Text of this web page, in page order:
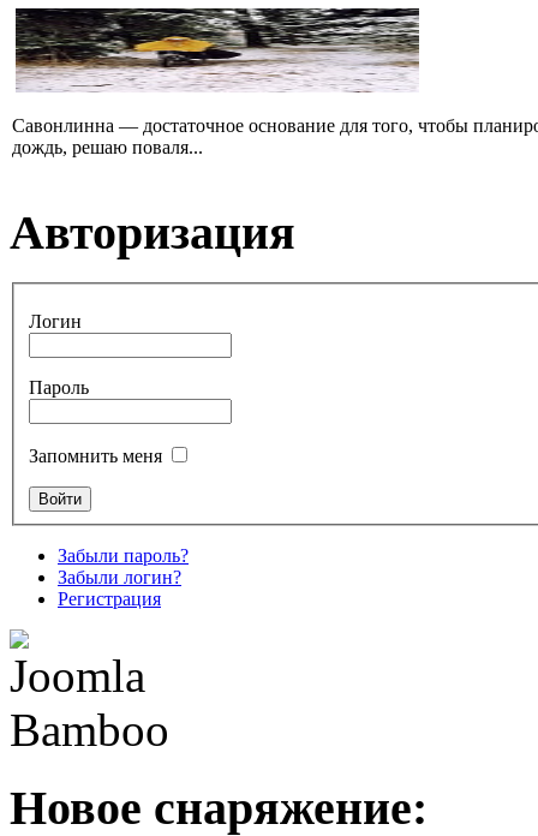
Савонлинна — достаточное основание для того, чтобы
дождь, решаю поваля...
Авторизация
Логин
Пароль
Запомнить меня
Забыли пароль?
Забыли логин?
Регистрация
Новое снаряжение: